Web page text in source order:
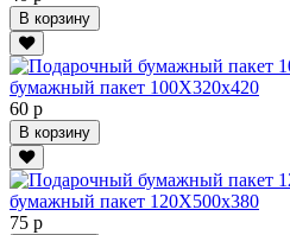
В корзину
бумажный пакет 100Х320х420
60 р
В корзину
бумажный пакет 120Х500х380
75 р